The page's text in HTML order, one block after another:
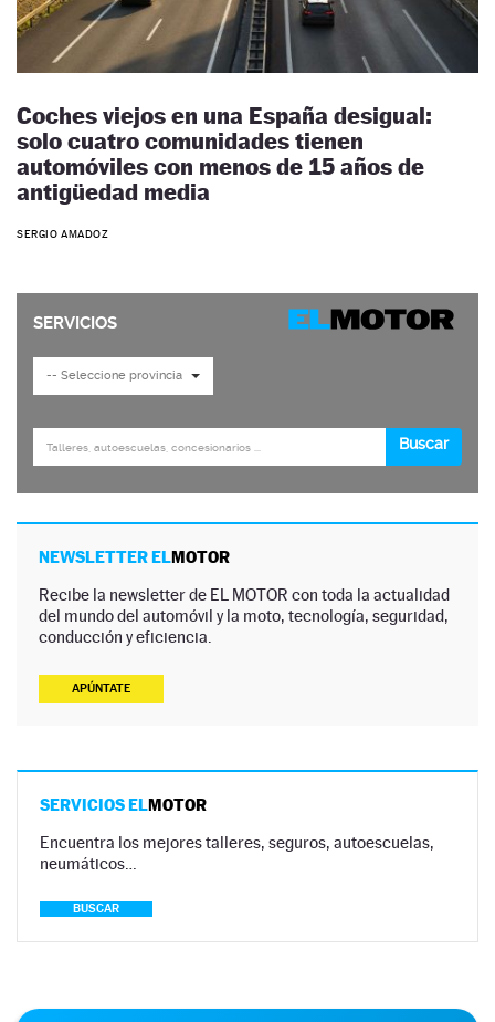
Coches viejos en una España desigual:
solo cuatro comunidades tienen
automóviles con menos de 15 años de
antigüedad media
SERGIO AMADOZ
NEWSLETTER ELMOTOR
Recibe la newsletter de EL MOTOR con toda la actualidad
del mundo del automóvil y la moto, tecnología, seguridad,
conducción y eficiencia.
APÚNTATE
SERVICIOS ELMOTOR
Encuentra los mejores talleres, seguros, autoescuelas,
neumáticos…
BUSCAR